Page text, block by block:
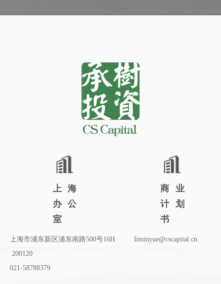
上海
办公
室
上海市浦东新区浦东南路500号16H
200120
021-58788379
商业
计划
书
liminyue@cscapital.cn